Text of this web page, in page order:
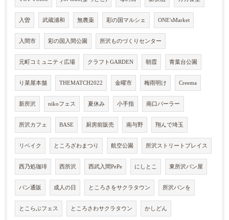
入曽 武蔵浦和 無農薬 彩の国マルシェ ONE'sMarket
入間市 彩の国入間公園 所沢ものづくりセンター
元町コミュニティ広場 クラフトGARDEN 朝霞 青葉台公園
り菜屋本舗 THEMATCH2022 金曜市 梅雨明け Creema
新所沢 nikoフェス 夏休み 小手指 南口パーラー
所沢カフェ BASE 厨房前販売 南与野 翔んで埼玉
リベイク ところざわまつり 航空公園 所沢ストリートプレイス
西乃処珈琲 西所沢 西武入間PePe にしとこ 東所沢パン屋
パン通販 成人の日 ところさをサクラタウン 所沢パンを
とこらぶフェス ところさわサクラタウン かしどん